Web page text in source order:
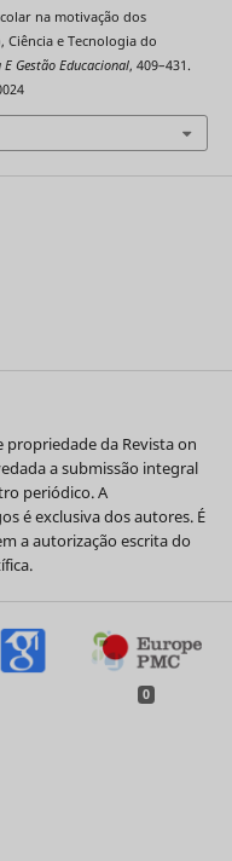
na motivação dos
e Tecnologia do
Gestão Educacional, 409–431.
propriedade da Revista on
a submissão integral
periódico. A
é exclusiva dos autores. É
a autorização escrita do
0